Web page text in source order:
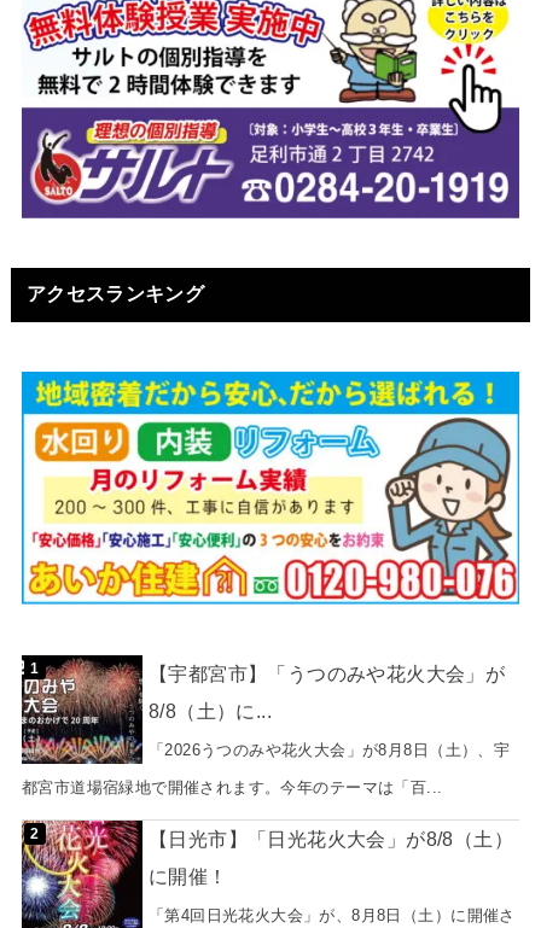
アクセスランキング
【宇都宮市】「うつのみや花火大会」が
8/8（土）に...
「2026うつのみや花火大会」が8月8日（土）、宇
都宮市道場宿緑地で開催されます。今年のテーマは「百...
【日光市】「日光花火大会」が8/8（土）
に開催！
「第4回日光花火大会」が、8月8日（土）に開催さ